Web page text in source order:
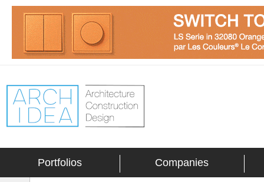
Portfolios Companies